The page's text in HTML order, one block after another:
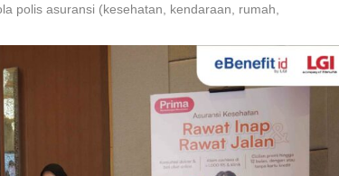
polis asuransi (kesehatan, kendaraan, rumah,